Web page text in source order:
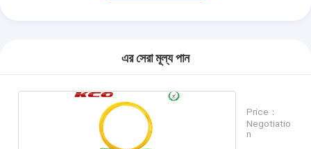
এর সেরা মূল্য পান
Price：
Negotiatio
n